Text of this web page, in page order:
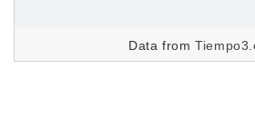
Data from